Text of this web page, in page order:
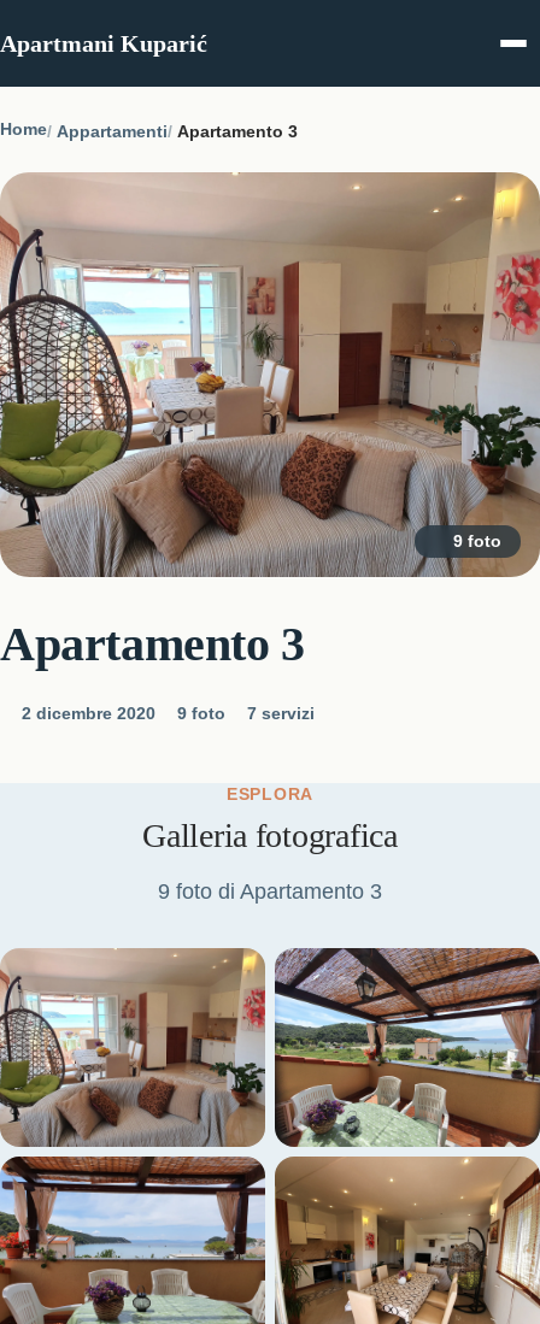
Apartmani Kuparić
Home Appartamenti Apartamento 3
9 foto
Apartamento 3
2 dicembre 2020 9 foto 7 servizi
ESPLORA
Galleria fotografica
9 foto di Apartamento 3